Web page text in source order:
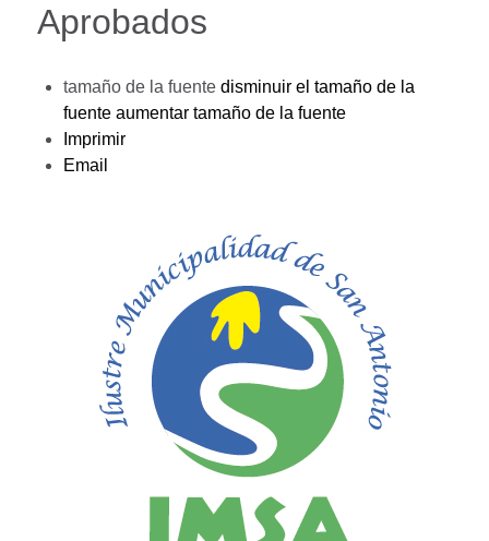
Aprobados
tamaño de la fuente disminuir el tamaño de la
fuente aumentar tamaño de la fuente
Imprimir
Email